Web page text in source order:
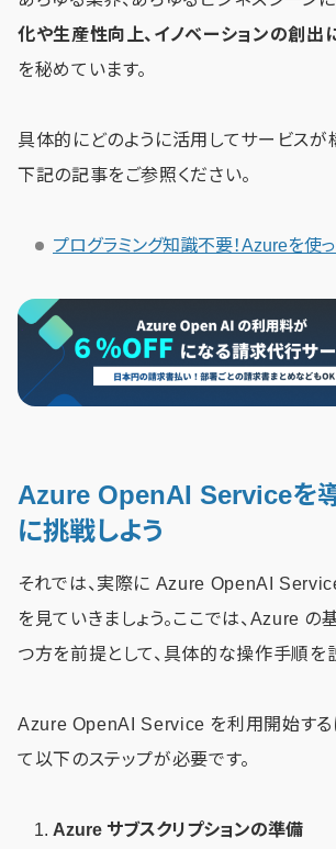
化や生産性向上、イノベーションの創出
を秘めています。
具体的にどのように活用してサービスが
下記の記事をご参照ください。
プログラミング知識不要！Azureを使
Azure OpenAI Serviceを
に挑戦しよう
それでは、実際に Azure OpenAI
を見ていきましょう。ここでは、Azure
つ方を前提として、具体的な操作手順を
Azure OpenAI Service を利用開始する
て以下のステップが必要です。
Azure サブスクリプションの準備